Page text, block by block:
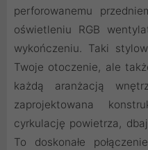
perforowanemu
oświetleniu RGB
wykończeniu. Taki
Twoje otoczenie, ale
każdą aranżacją
zaprojektowana
cyrkulację powietrza,
To doskonałe